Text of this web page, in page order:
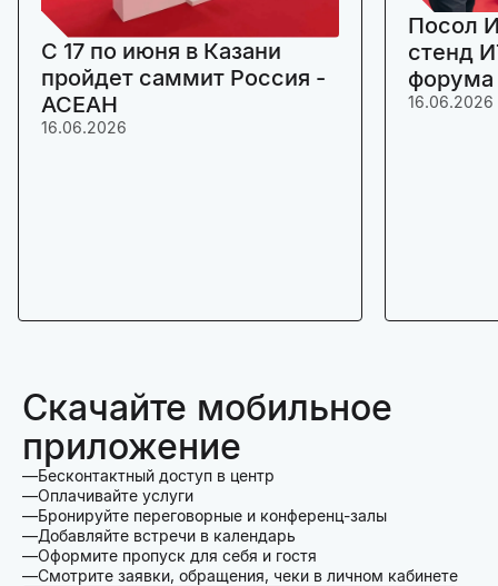
C 17 по июня в Казани
пройдет саммит Россия -
АСЕАН
16.06.2026
Посол
стенд
16.06.2026
Скачайте мобильное
приложение
Бесконтактный доступ в центр
Оплачивайте услуги
Бронируйте переговорные и конференц-залы
Добавляйте встречи в календарь
Оформите пропуск для себя и гостя
Смотрите заявки, обращения, чеки в личном кабинете